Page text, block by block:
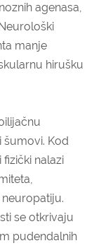
agenasa,
manje
hirušku
šumovi. Kod
nalazi
se otkrivaju
pudendalnih